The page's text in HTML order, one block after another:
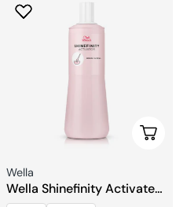
Fournisseur:
Wella
Wella Shinefinity Activateur